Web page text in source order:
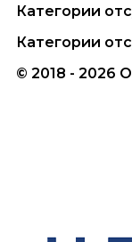
Категории
Категории
© 2018 - 2026